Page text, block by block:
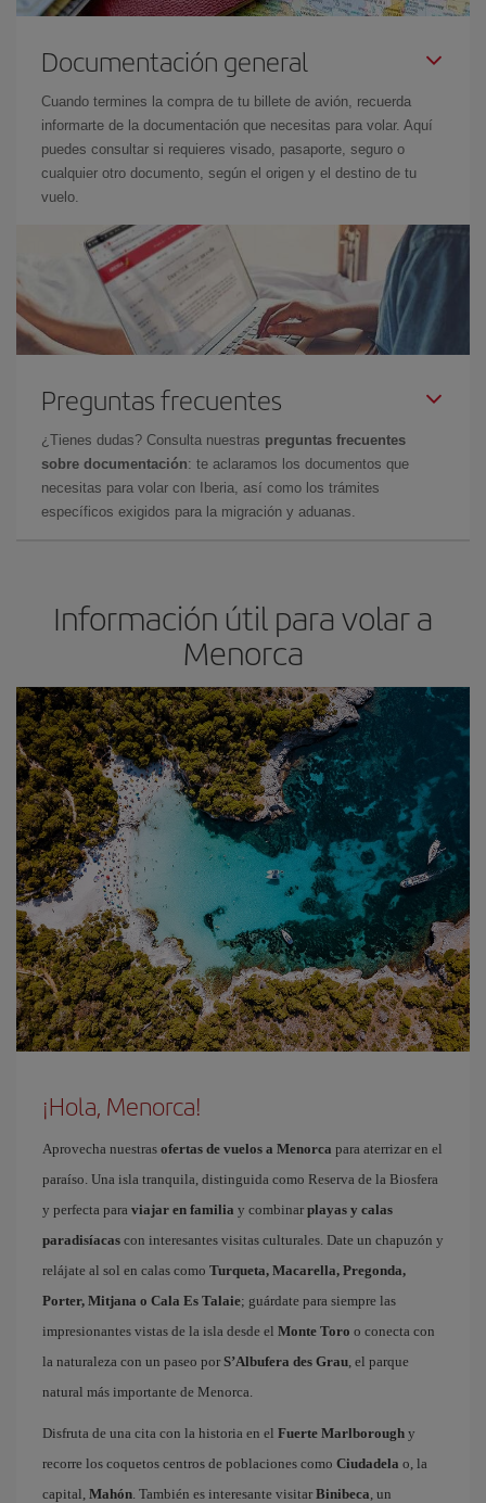
Documentación general
Cuando termines la compra de tu billete de avión, recuerda
informarte de la documentación que necesitas para volar. Aquí
puedes consultar si requieres visado, pasaporte, seguro o
cualquier otro documento, según el origen y el destino de tu
vuelo.
Preguntas frecuentes
¿Tienes dudas? Consulta nuestras preguntas frecuentes
sobre documentación: te aclaramos los documentos que
necesitas para volar con Iberia, así como los trámites
específicos exigidos para la migración y aduanas.
Información útil para volar a
Menorca
¡Hola, Menorca!
Aprovecha nuestras ofertas de vuelos a Menorca para aterrizar en el
paraíso. Una isla tranquila, distinguida como Reserva de la Biosfera
y perfecta para viajar en familia y combinar playas y calas
paradisíacas con interesantes visitas culturales. Date un chapuzón y
relájate al sol en calas como Turqueta, Macarella, Pregonda,
Porter, Mitjana o Cala Es Talaie; guárdate para siempre las
impresionantes vistas de la isla desde el Monte Toro o conecta con
la naturaleza con un paseo por S’Albufera des Grau, el parque
natural más importante de Menorca.
Disfruta de una cita con la historia en el Fuerte Marlborough y
recorre los coquetos centros de poblaciones como Ciudadela o, la
capital, Mahón. También es interesante visitar Binibeca, un